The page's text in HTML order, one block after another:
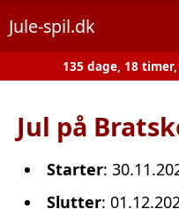
Jule-spil.dk
135 dage, 18
Jul på
Starter:
Slutter: